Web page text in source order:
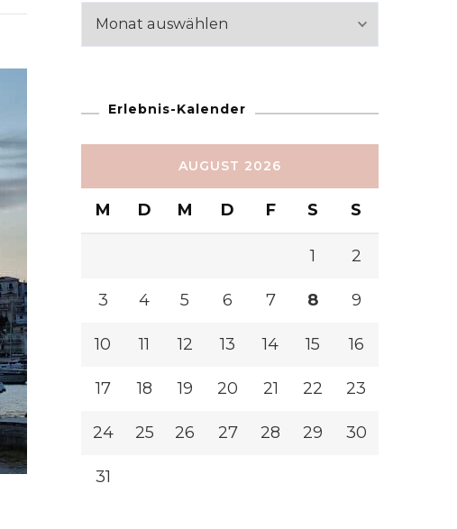
Reiseabschnitte
Erlebnis-Kalender
AUGUST 2026
M D M D F S S
1 2
3 4 5 6 7 8 9
10 11 12 13 14 15 16
17 18 19 20 21 22 23
24 25 26 27 28 29 30
31